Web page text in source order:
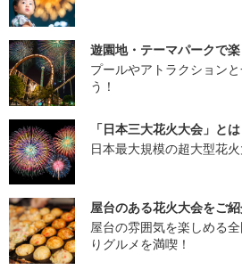
遊園地・テーマパークで楽
プールやアトラクション
う！
「日本三大花火大会」とは
日本最大規模の超大型花
屋台のある花火大会をご
屋台の雰囲気を楽しめる
りグルメを満喫！